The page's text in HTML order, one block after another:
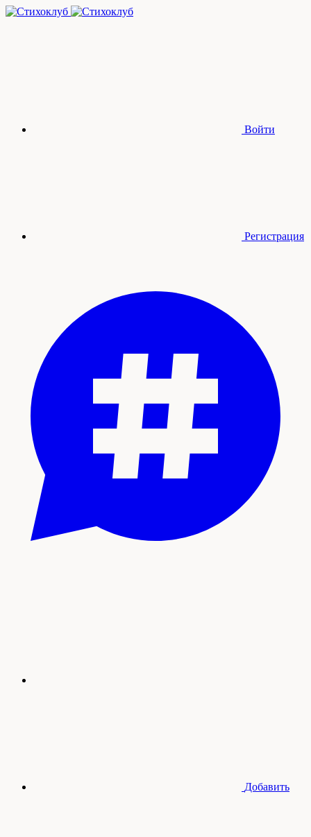
Войти
Регистрация
Добавить